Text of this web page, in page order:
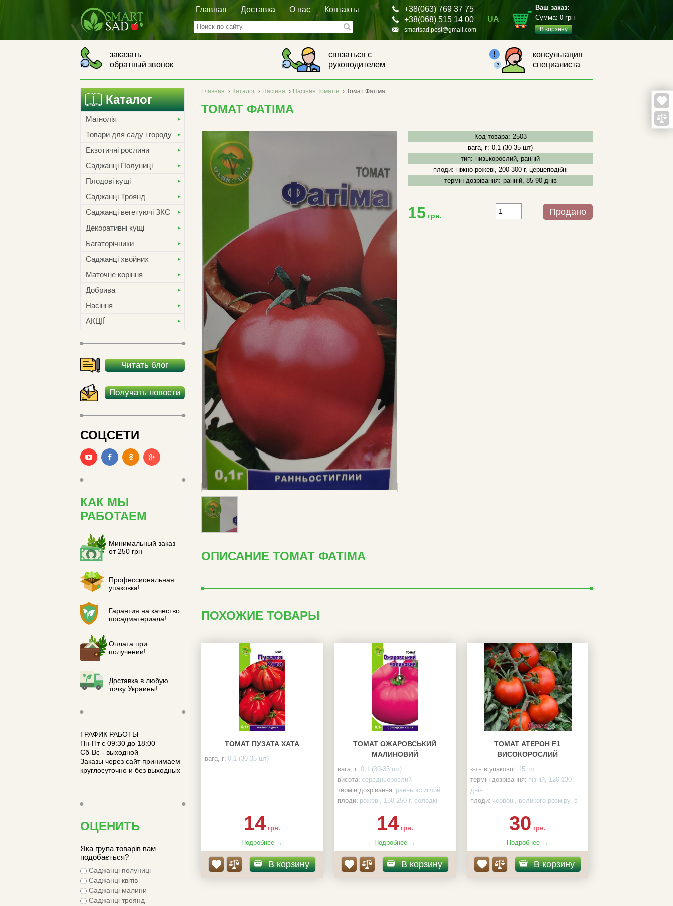
Главная Доставка О нас Контакты
+38(063) 769 37 75
+38(068) 515 14 00
smartsad.post@gmail.com
UA
Ваш заказ:
Сумма: 0 грн
В корзину
заказать
обратный звонок
связаться с
руководителем
консультация
специалиста
Каталог
Магнолія
Товари для саду і городу
Екзотичні рослини
Саджанці Полуниці
Плодові кущі
Саджанці Троянд
Саджанці вегетуючі ЗКС
Декоративні кущі
Багаторічники
Саджанці хвойних
Маточне коріння
Добрива
Насіння
АКЦІЇ
Читать блог
Получать новости
СОЦСЕТИ
КАК МЫ
РАБОТАЕМ
Минимальный заказ
от 250 грн
Профессиональная
упаковка!
Гарантия на качество
посадматериала!
Оплата при
получении!
Доставка в любую
точку Украины!
ГРАФИК РАБОТЫ
Пн-Пт с 09:30 до 18:00
Сб-Вс - выходной
Заказы через сайт принимаем
круглосуточно и без выходных
ОЦЕНИТЬ
Яка група товарів вам
подобається?
Саджанці полуниці
Саджанці квітів
Саджанці малини
Саджанці троянд
Главная › Каталог › Насіння › Насіння Томатів › Томат Фатіма
ТОМАТ ФАТІМА
Код товара: 2503
вага, г: 0,1 (30-35 шт)
тип: низькорослий, ранній
плоди: ніжно-рожеві, 200-300 г, церцеподібні
термін дозрівання: ранній, 85-90 днів
15 грн. Продано
ОПИСАНИЕ ТОМАТ ФАТІМА
ПОХОЖИЕ ТОВАРЫ
ТОМАТ ПУЗАТА ХАТА
вага, г: 0,1 (30-35 шт)
14 грн.
Подробнее →
В корзину
ТОМАТ ОЖАРОВСЬКИЙ
МАЛИНОВИЙ
вага, г: 0,1 (30-35 шт)
висота: середньорослий
термін дозрівання: ранньостиглий
плоди: рожеві, 150-250 г, солодкі
14 грн.
Подробнее →
В корзину
ТОМАТ АТЕРОН F1
ВИСОКОРОСЛИЙ
к-ть в упаковці: 15 шт
термін дозрівання: пізній, 120-130
днів
плоди: червоні, великого розміру, в
170-200 грам
Moravoseed, Чехія
Високорослі (від 1,8 до 3 м)
Індетермінантний
30 грн.
Подробнее →
В корзину